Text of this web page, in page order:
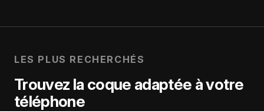
LES PLUS RECHERCHÉS
Trouvez la coque adaptée à votre
téléphone